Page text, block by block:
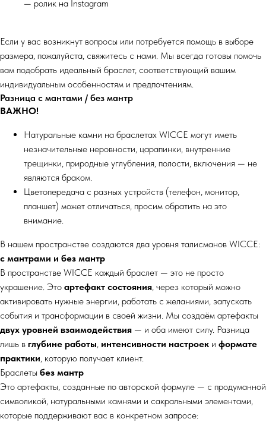
— ролик на Instagram
Если у вас возникнут вопросы или потребуется помощь в выборе
размера, пожалуйста, свяжитесь с нами. Мы всегда готовы помочь
вам подобрать идеальный браслет, соответствующий вашим
индивидуальным особенностям и предпочтениям.
Разница с мантами / без мантр
ВАЖНО!
Натуральные камни на браслетах WICCE могут иметь
незначительные неровности, царапинки, внутренние
трещинки, природные углубления, полости, включения — не
являются браком.
Цветопередача с разных устройств (телефон, монитор,
планшет) может отличаться, просим обратить на это
внимание.
В нашем пространстве создаются два уровня талисманов WICCE:
с мантрами и без мантр
В пространстве WICCE каждый браслет — это не просто
украшение. Это артефакт состояния, через который можно
активировать нужные энергии, работать с желаниями, запускать
события и трансформации в своей жизни. Мы создаём артефакты
двух уровней взаимодействия — и оба имеют силу. Разница
лишь в глубине работы, интенсивности настроек и формате
практики, которую получает клиент.
Браслеты без мантр
Это артефакты, созданные по авторской формуле — с продуманной
символикой, натуральными камнями и сакральными элементами,
которые поддерживают вас в конкретном запросе: